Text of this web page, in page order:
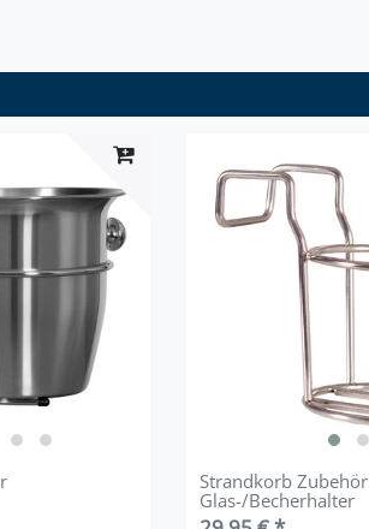
Strandkorb Zubehör
Glas-/Becherhalter